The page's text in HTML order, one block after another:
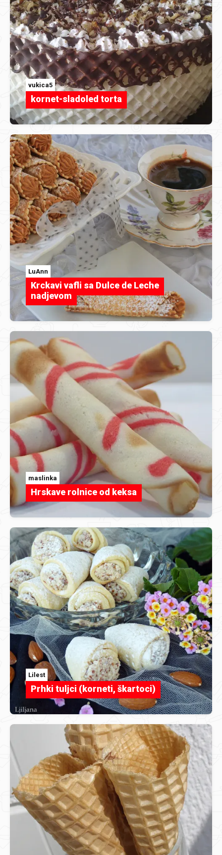
vukica5
kornet-sladoled torta
LuAnn
Krckavi vafli sa Dulce de Leche
nadjevom
maslinka
Hrskave rolnice od keksa
Lilest
Prhki tuljci (korneti, škartoci)